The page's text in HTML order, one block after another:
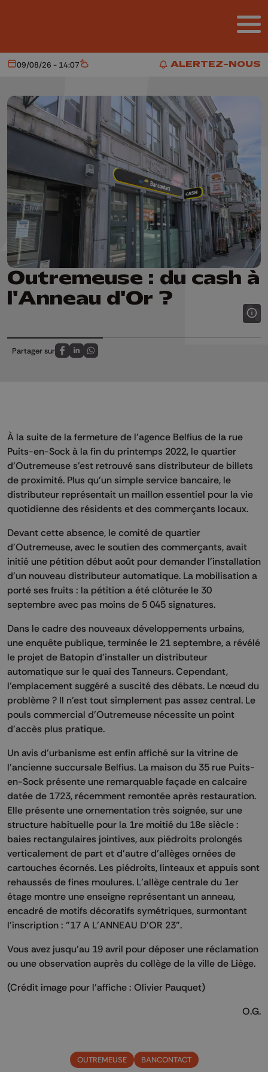
ALERTEZ-NOUS
ALERTEZ-NOUS
Aujourd'hui
09/08/26 - 14:07 Météo
Outremeuse : du cash à
l'Anneau d'Or ?
Partager sur
Partagez sur FaceBook
Partagez sur LinkedIn
Partagez sur Whatsapp
À la suite de la fermeture de l'agence Belfius de la rue
Puits-en-Sock à la fin du printemps 2022, le quartier
d'Outremeuse s'est retrouvé sans distributeur de billets
de proximité. Plus qu'un simple service bancaire, le
distributeur représentait un maillon essentiel pour la vie
quotidienne des résidents et des commerçants locaux.
Devant cette absence, le comité de quartier
d'Outremeuse, avec le soutien des commerçants, avait
initié une pétition début août pour demander l'installation
d'un nouveau distributeur automatique. La mobilisation a
porté ses fruits : la pétition a été clôturée le 30
septembre avec pas moins de 5 045 signatures.
Dans le cadre des nouveaux développements urbains,
une enquête publique, terminée le 21 septembre, a révélé
le projet de Batopin d'installer un distributeur
automatique sur le quai des Tanneurs. Cependant,
l'emplacement suggéré a suscité des débats. Le nœud du
problème ? Il n'est tout simplement pas assez central. Le
pouls commercial d'Outremeuse nécessite un point
d'accès plus pratique.
Un avis d'urbanisme est enfin affiché sur la vitrine de
l'ancienne succursale Belfius. La maison du 35 rue Puits-
en-Sock présente une remarquable façade en calcaire
datée de 1723, récemment remontée après restauration.
Elle présente une ornementation très soignée, sur une
structure habituelle pour la 1re moitié du 18e siècle :
baies rectangulaires jointives, aux piédroits prolongés
verticalement de part et d'autre d'allèges ornées de
cartouches écornés. Les piédroits, linteaux et appuis sont
rehaussés de fines moulures. L'allège centrale du 1er
étage montre une enseigne représentant un anneau,
encadré de motifs décoratifs symétriques, surmontant
l'inscription : "17 A L'ANNEAU D'OR 23".
Vous avez jusqu'au 19 avril pour déposer une réclamation
ou une observation auprès du collège de la ville de Liège.
(Crédit image pour l'affiche : Olivier Pauquet)
O.G.
OUTREMEUSE BANCONTACT